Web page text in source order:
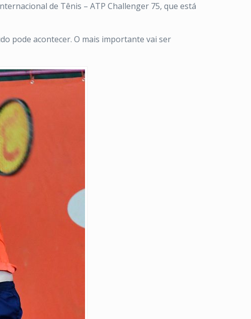
de Tênis – ATP Challenger 75, que está
pode acontecer. O mais importante vai ser